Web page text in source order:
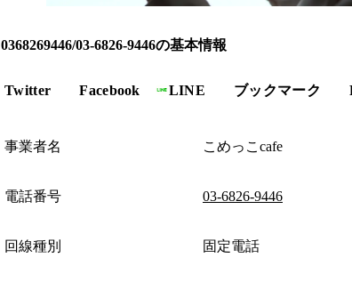
0368269446/03-6826-9446の基本情報
Twitter Facebook LINE ブックマーク
事業者名 こめっこcafe
電話番号 03-6826-9446
回線種別 固定電話